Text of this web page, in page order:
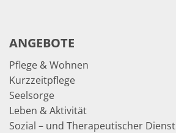
ANGEBOTE
Pflege & Wohnen
Kurzzeitpflege
Seelsorge
Leben & Aktivität
Sozial – und Therapeutischer Dienst